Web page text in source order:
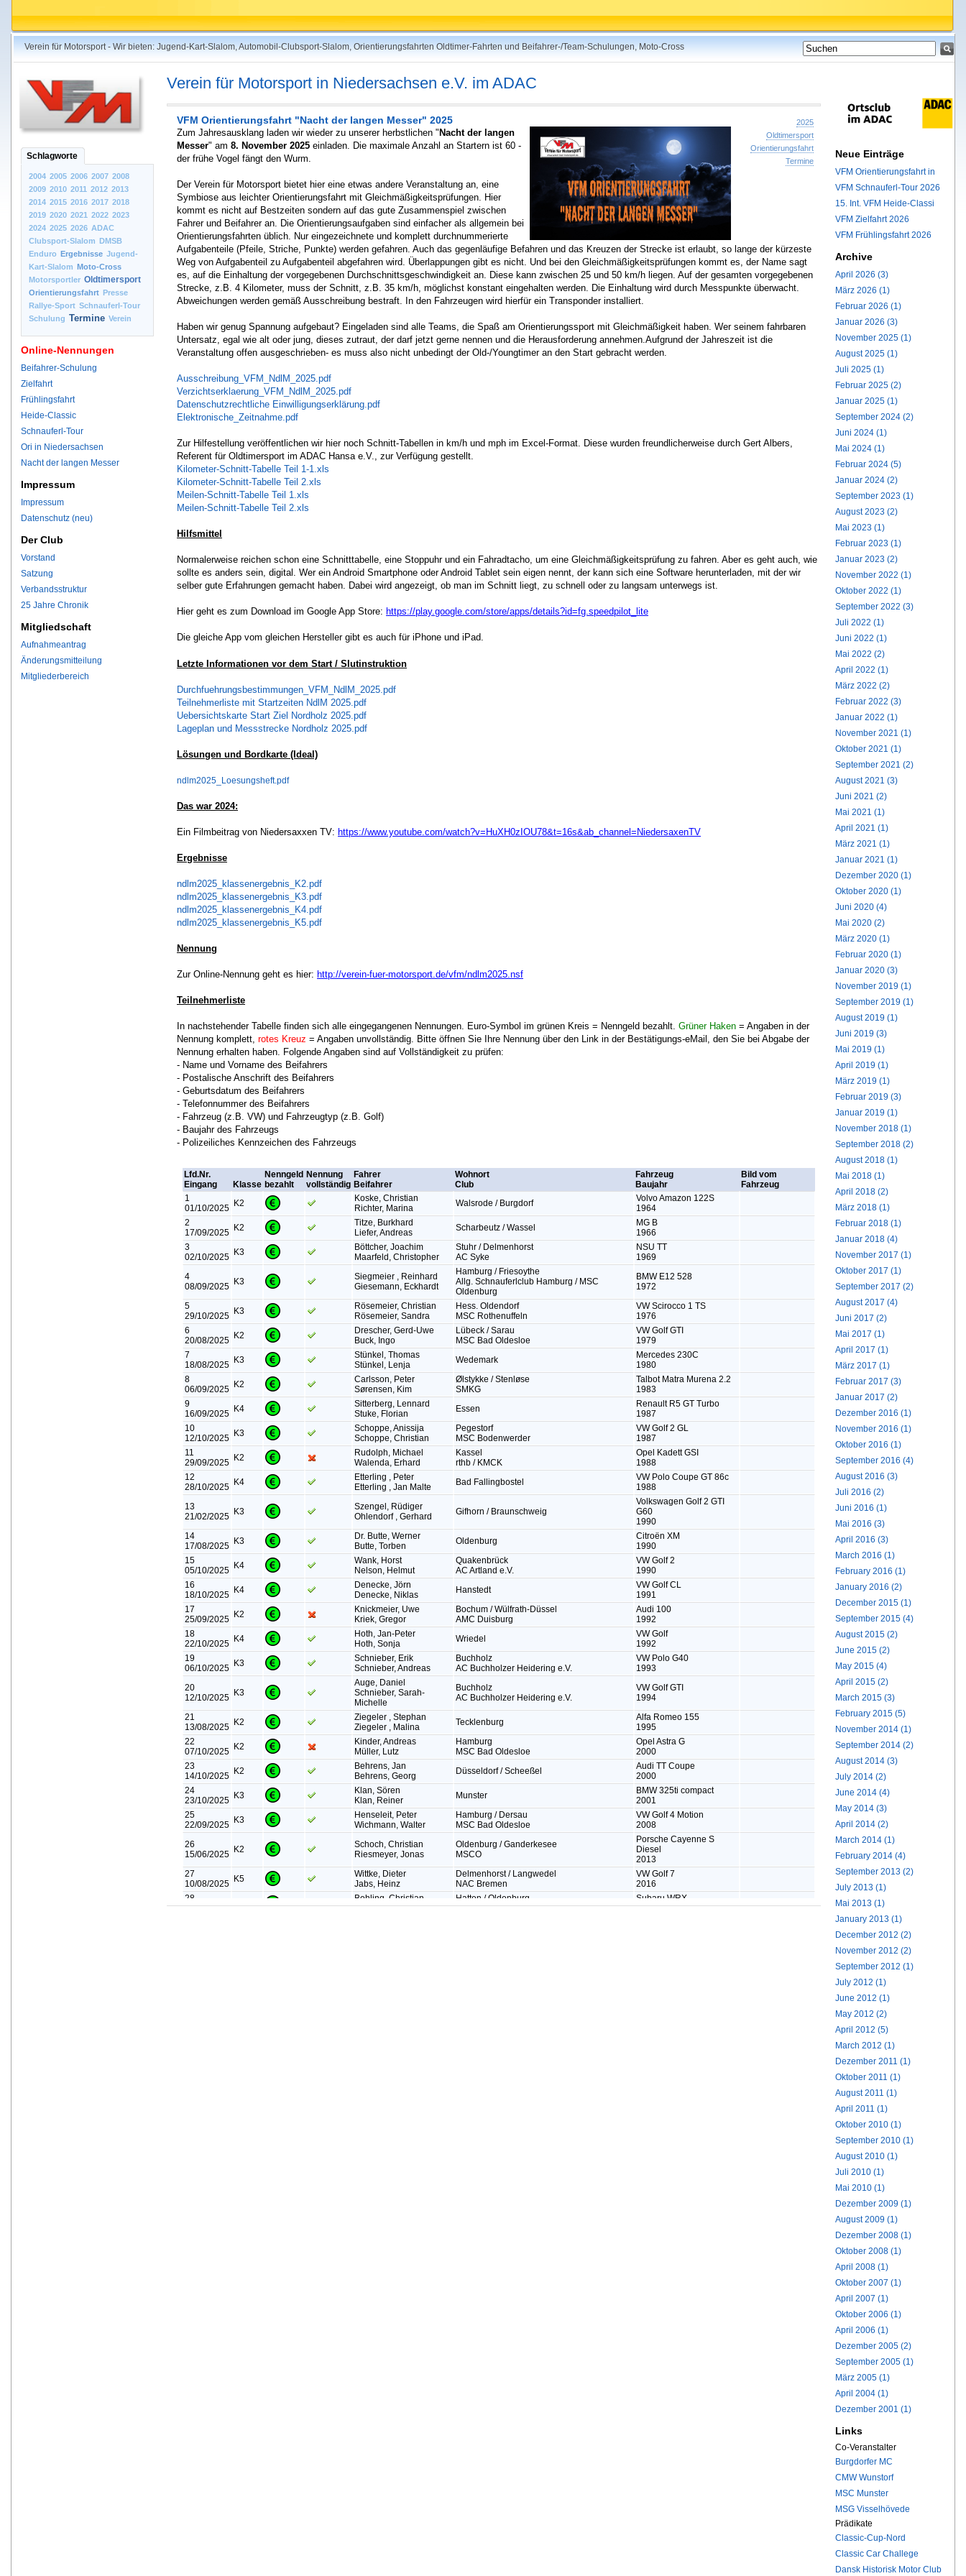
Verein für Motorsport - Wir bieten: Jugend-Kart-Slalom, Automobil-Clubsport-Slalom, Orientierungsfahrten Oldtimer-Fahrten und Beifahrer-/Team-Schulungen, Moto-Cross
Schlagworte
2004 2005 2006 2007 2008
2009 2010 2011 2012 2013
2014 2015 2016 2017 2018
2019 2020 2021 2022 2023
2024 2025 2026 ADAC
Clubsport-Slalom DMSB
Enduro Ergebnisse Jugend-
Kart-Slalom Moto-Cross
Motorsportler Oldtimersport
Orientierungsfahrt Presse
Rallye-Sport Schnauferl-Tour
Schulung Termine Verein
Online-Nennungen
Beifahrer-Schulung
Zielfahrt
Frühlingsfahrt
Heide-Classic
Schnauferl-Tour
Ori in Niedersachsen
Nacht der langen Messer
Impressum
Impressum
Datenschutz (neu)
Der Club
Vorstand
Satzung
Verbandsstruktur
25 Jahre Chronik
Mitgliedschaft
Aufnahmeantrag
Änderungsmitteilung
Mitgliederbereich
Verein für Motorsport in Niedersachsen e.V. im ADAC
2025
Oldtimersport
Orientierungsfahrt
Termine
VFM Orientierungsfahrt "Nacht der langen Messer" 2025
Zum Jahresausklang laden wir wieder zu unserer herbstlichen " Nacht der langen
Messer" am 8. November 2025 einladen. Die maximale Anzahl an Startern ist 60 -
der frühe Vogel fängt den Wurm.
Der Verein für Motorsport bietet hier eine etwas andere Veranstaltung an, eine
Symbiose aus leichter Orientierungsfahrt mit Gleichmäßigkeitsprüfungen. Hier
kommt es nicht auf Bestzeiten sondern auf das gute Zusammenspiel zwischen
Fahrer und Beifahrer an. Die Orientierungsaufgaben sind einfacher als allgemein bei
Orientierungsfahrten üblich. Nur eingezeichnete und komplett durchnummerierte
Aufgabenteile (Pfeile, Striche, Punkte) werden gefahren. Auch das gegenläufige Befahren und das Kreuzen der Strecke ist erlaubt, so lange der kürzeste
Weg von Aufgabenteil zu Aufgabenteil abgefahren wird. Überlappungen gibt es nicht. Und bei den Gleichmäßigkeitsprüfungen kommt es, der Name sagt
es, auf die Einhaltung der vorgegebenen Durchschnittsgeschwindigkeit an. Diese kann zwischen 25 und 50 km/h liegen. Auf der gesamten vorgegebenen
Strecke, z.B. 4 Kilometer, muss der Schnitt, z.B. 35 km/h, möglichst konstant eingehalten werden. Die Einhaltung wird durch Messpunkte überwacht.
Abweichungen werden gemäß Ausschreibung bestraft. In den Fahrzeugen wird hierfür ein Transponder installiert.
Haben wir genug Spannung aufgebaut? Eingeladen sind alle Teams, die Spaß am Orientierungssport mit Gleichmäßigkeit haben. Wer seinem fahrbaren
Untersatz, egal wie alt oder jung, dieses zutraut, der darf jetzt gerne nennen und die Herausforderung annehmen.Aufgrund der Jahreszeit ist die
Veranstaltung offen ausgeschrieben- es muss also nicht unbedingt der Old-/Youngtimer an den Start gebracht werden.
Ausschreibung_VFM_NdlM_2025.pdf
Verzichtserklaerung_VFM_NdlM_2025.pdf
Datenschutzrechtliche Einwilligungserklärung.pdf
Elektronische_Zeitnahme.pdf
Zur Hilfestellung veröffentlichen wir hier noch Schnitt-Tabellen in km/h und mph im Excel-Format. Diese wurden freundlicherweise durch Gert Albers,
Referent für Oldtimersport im ADAC Hansa e.V., zur Verfügung gestellt.
Kilometer-Schnitt-Tabelle Teil 1-1.xls
Kilometer-Schnitt-Tabelle Teil 2.xls
Meilen-Schnitt-Tabelle Teil 1.xls
Meilen-Schnitt-Tabelle Teil 2.xls
Hilfsmittel
Normalerweise reichen schon eine Schnitttabelle, eine Stoppuhr und ein Fahradtacho, um eine Gleichmäßigkeitsprüfung zu fahren. Aber es geht auch, wie
sollte es anders sein, digital. Wer ein Android Smartphone oder Android Tablet sein eigen nennt, der kann sich eine Software herunterladen, mit der wir
selber gute Erfahrungen gemacht haben. Dabei wird angezeigt, ob man im Schnitt liegt, zu schnell oder zu langsam unterwegs ist.
Hier geht es zum Download im Google App Store: https://play.google.com/store/apps/details?id=fg.speedpilot_lite
Die gleiche App vom gleichen Hersteller gibt es auch für iPhone und iPad.
Letzte Informationen vor dem Start / Slutinstruktion
Durchfuehrungsbestimmungen_VFM_NdlM_2025.pdf
Teilnehmerliste mit Startzeiten NdlM 2025.pdf
Uebersichtskarte Start Ziel Nordholz 2025.pdf
Lageplan und Messstrecke Nordholz 2025.pdf
Lösungen und Bordkarte (Ideal)
ndlm2025_Loesungsheft.pdf
Das war 2024:
Ein Filmbeitrag von Niedersaxxen TV: https://www.youtube.com/watch?v=HuXH0zIOU78&t=16s&ab_channel=NiedersaxenTV
Ergebnisse
ndlm2025_klassenergebnis_K2.pdf
ndlm2025_klassenergebnis_K3.pdf
ndlm2025_klassenergebnis_K4.pdf
ndlm2025_klassenergebnis_K5.pdf
Nennung
Zur Online-Nennung geht es hier: http://verein-fuer-motorsport.de/vfm/ndlm2025.nsf
Teilnehmerliste
In nachstehender Tabelle finden sich alle eingegangenen Nennungen. Euro-Symbol im grünen Kreis = Nenngeld bezahlt. Grüner Haken = Angaben in der
Nennung komplett, rotes Kreuz = Angaben unvollständig. Bitte öffnen Sie Ihre Nennung über den Link in der Bestätigungs-eMail, den Sie bei Abgabe der
Nennung erhalten haben. Folgende Angaben sind auf Vollständigkeit zu prüfen:
- Name und Vorname des Beifahrers
- Postalische Anschrift des Beifahrers
- Geburtsdatum des Beifahrers
- Telefonnummer des Beifahrers
- Fahrzeug (z.B. VW) und Fahrzeugtyp (z.B. Golf)
- Baujahr des Fahrzeugs
- Polizeiliches Kennzeichen des Fahrzeugs
Neue Einträge
VFM Orientierungsfahrt in
VFM Schnauferl-Tour 2026
15. Int. VFM Heide-Classi
VFM Zielfahrt 2026
VFM Frühlingsfahrt 2026
Archive
April 2026 (3)
März 2026 (1)
Februar 2026 (1)
Januar 2026 (3)
November 2025 (1)
August 2025 (1)
Juli 2025 (1)
Februar 2025 (2)
Januar 2025 (1)
September 2024 (2)
Juni 2024 (1)
Mai 2024 (1)
Februar 2024 (5)
Januar 2024 (2)
September 2023 (1)
August 2023 (2)
Mai 2023 (1)
Februar 2023 (1)
Januar 2023 (2)
November 2022 (1)
Oktober 2022 (1)
September 2022 (3)
Juli 2022 (1)
Juni 2022 (1)
Mai 2022 (2)
April 2022 (1)
März 2022 (2)
Februar 2022 (3)
Januar 2022 (1)
November 2021 (1)
Oktober 2021 (1)
September 2021 (2)
August 2021 (3)
Juni 2021 (2)
Mai 2021 (1)
April 2021 (1)
März 2021 (1)
Januar 2021 (1)
Dezember 2020 (1)
Oktober 2020 (1)
Juni 2020 (4)
Mai 2020 (2)
März 2020 (1)
Februar 2020 (1)
Januar 2020 (3)
November 2019 (1)
September 2019 (1)
August 2019 (1)
Juni 2019 (3)
Mai 2019 (1)
April 2019 (1)
März 2019 (1)
Februar 2019 (3)
Januar 2019 (1)
November 2018 (1)
September 2018 (2)
August 2018 (1)
Mai 2018 (1)
April 2018 (2)
März 2018 (1)
Februar 2018 (1)
Januar 2018 (4)
November 2017 (1)
Oktober 2017 (1)
September 2017 (2)
August 2017 (4)
Juni 2017 (2)
Mai 2017 (1)
April 2017 (1)
März 2017 (1)
Februar 2017 (3)
Januar 2017 (2)
Dezember 2016 (1)
November 2016 (1)
Oktober 2016 (1)
September 2016 (4)
August 2016 (3)
Juli 2016 (2)
Juni 2016 (1)
Mai 2016 (3)
April 2016 (3)
March 2016 (1)
February 2016 (1)
January 2016 (2)
December 2015 (1)
September 2015 (4)
August 2015 (2)
June 2015 (2)
May 2015 (4)
April 2015 (2)
March 2015 (3)
February 2015 (5)
November 2014 (1)
September 2014 (2)
August 2014 (3)
July 2014 (2)
June 2014 (4)
May 2014 (3)
April 2014 (2)
March 2014 (1)
February 2014 (4)
September 2013 (2)
July 2013 (1)
Mai 2013 (1)
January 2013 (1)
December 2012 (2)
November 2012 (2)
September 2012 (1)
July 2012 (1)
June 2012 (1)
May 2012 (2)
April 2012 (5)
March 2012 (1)
Dezember 2011 (1)
Oktober 2011 (1)
August 2011 (1)
April 2011 (1)
Oktober 2010 (1)
September 2010 (1)
August 2010 (1)
Juli 2010 (1)
Mai 2010 (1)
Dezember 2009 (1)
August 2009 (1)
Dezember 2008 (1)
Oktober 2008 (1)
April 2008 (1)
Oktober 2007 (1)
April 2007 (1)
Oktober 2006 (1)
April 2006 (1)
Dezember 2005 (2)
September 2005 (1)
März 2005 (1)
April 2004 (1)
Dezember 2001 (1)
Links
Co-Veranstalter
Burgdorfer MC
CMW Wunstorf
MSC Munster
MSG Visselhövede
Prädikate
Classic-Cup-Nord
Classic Car Challege
Dansk Historisk Motor Club